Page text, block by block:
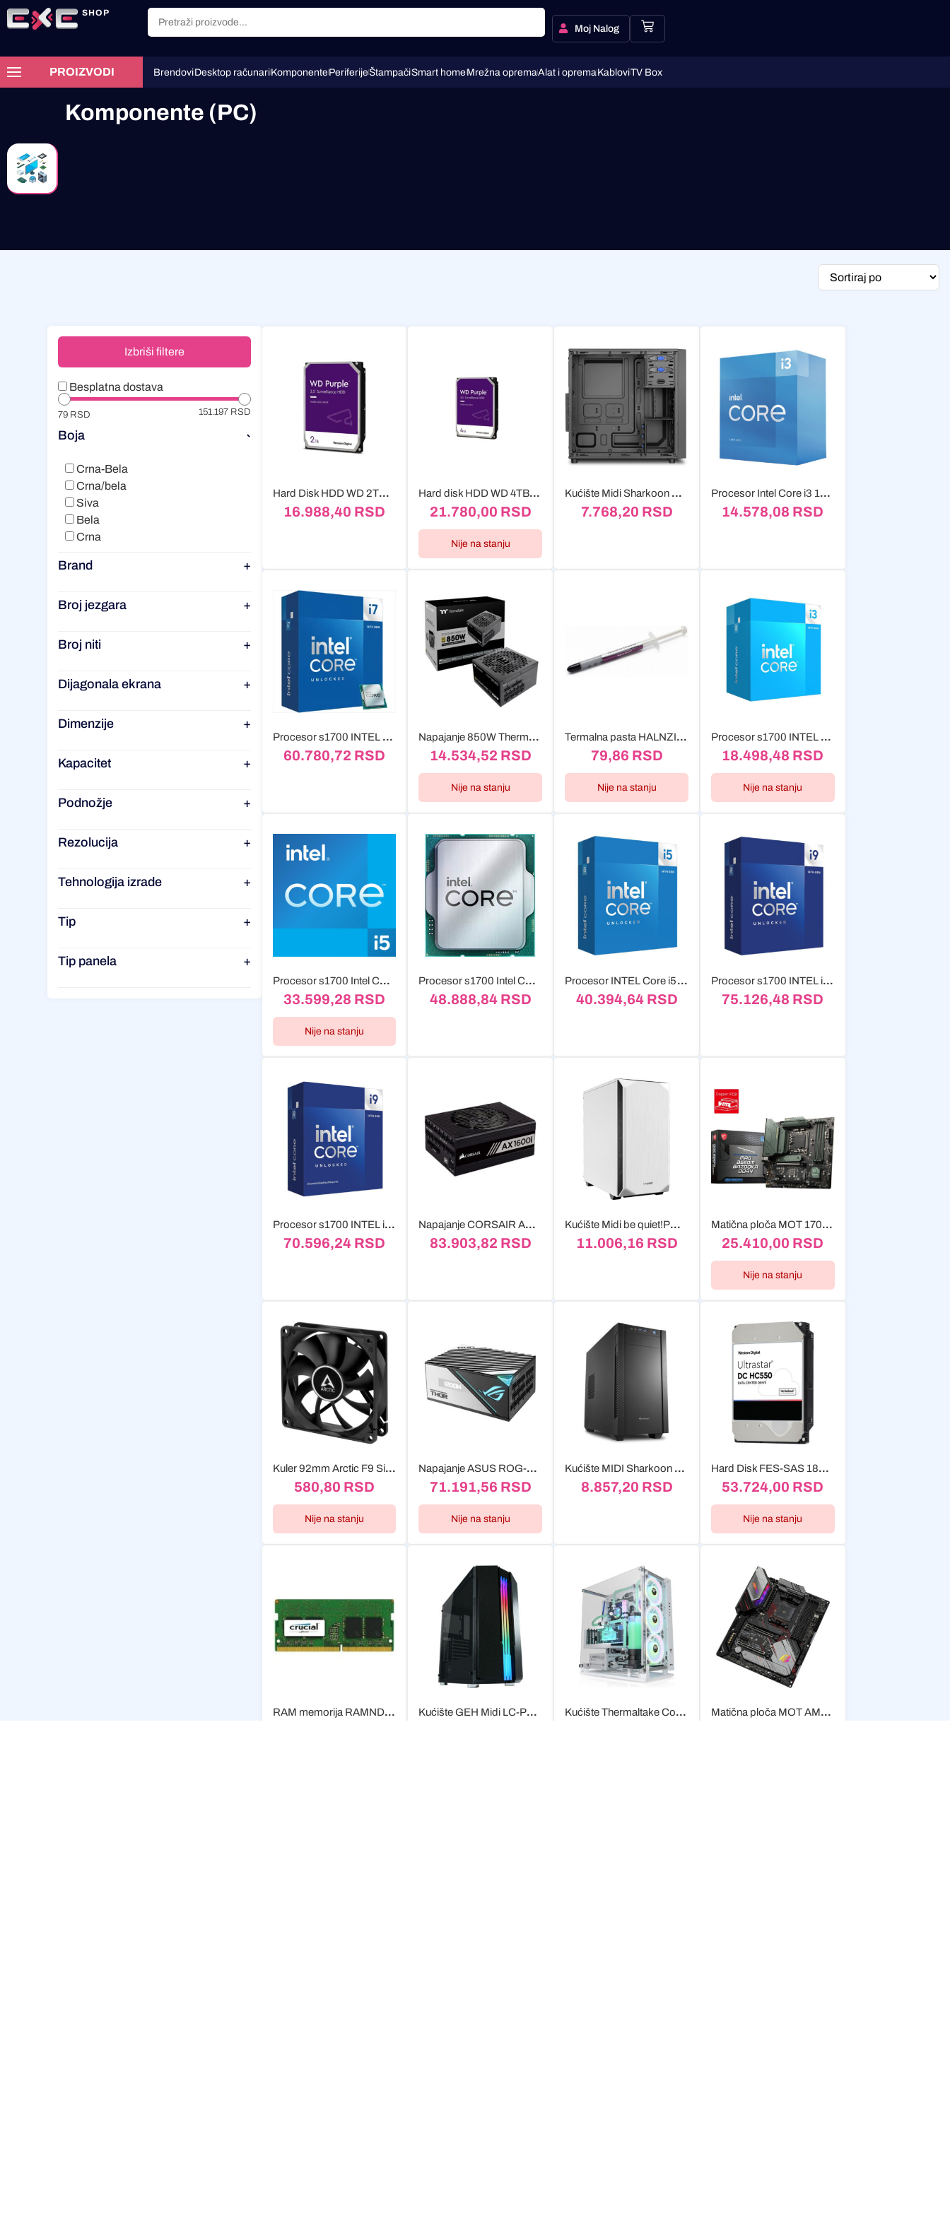
SHOP
Moj Nalog
PROIZVODI BrendoviDesktop računariKomponentePeriferijeŠtampačiSmart homeMrežna opremaAlat i opremaKabloviTV Box
Komponente (PC)
Izbriši filtere
Besplatna dostava
79 RSD 151.197 RSD
Boja -
Crna-Bela
Crna/bela
Siva
Bela
Crna
Brand +
Broj jezgara +
Broj niti +
Dijagonala ekrana +
Dimenzije +
Kapacitet +
Podnožje +
Rezolucija +
Tehnologija izrade +
Tip +
Tip panela +
Hard Disk HDD WD 2TB WD23PURZ SATA3 256MB 5400rpm
16.988,40 RSD
Hard disk HDD WD 4TB WD43PURZ SATA3 256MB Purple
21.780,00 RSD
Nije na stanju
Kućište Midi Sharkoon VS4-V USB3.0 black
7.768,20 RSD
Procesor Intel Core i3 10105/3.7GHz Box 4-Core, 4,4GHz
14.578,08 RSD
Procesor s1700 INTEL Core i7-14700K do 5.60GHz Box
60.780,72 RSD
Napajanje 850W Thermaltake Toughpower GT Modular, 80+Gold/ATX3.1/PS-TPT-0850FNFA
14.534,52 RSD
Nije na stanju
Termalna pasta HALNZIYE HY880 1g
79,86 RSD
Nije na stanju
Procesor s1700 INTEL Core i3-14100 4-Core 3.50GHz (4.70GHz) Box
18.498,48 RSD
Nije na stanju
Procesor s1700 Intel Core i5-14600KF 2.6GHz (5.30 GHz) Tray
33.599,28 RSD
Nije na stanju
Procesor s1700 Intel Core i7-14700F 2.10GHz- Tray
48.888,84 RSD
Procesor INTEL Core i5-14600K 14-Core 3.50GHz (5.30GHz) Box
40.394,64 RSD
Procesor s1700 INTEL i9 14900K 8C+16c/32T, 3.20-6.00GHz, box
75.126,48 RSD
Procesor s1700 INTEL i9-14900KF 8C+16c/32T, do 6.00GHz
70.596,24 RSD
Napajanje CORSAIR AX1600i-1600W
83.903,82 RSD
Kućište Midi be quiet!PURE BASE 500 white
11.006,16 RSD
Matična ploča MOT 1700 MSI B660M BAZOOKA DDR4
25.410,00 RSD
Nije na stanju
Kuler 92mm Arctic F9 Silent
580,80 RSD
Nije na stanju
Napajanje ASUS ROG-THOR-1200P2-GAMING 1200W
71.191,56 RSD
Nije na stanju
Kućište MIDI Sharkoon S1000
8.857,20 RSD
Hard Disk FES-SAS 18TB WD Ultrastar DC HC550 0F38353 7200RPM...
53.724,00 RSD
Nije na stanju
RAM memorija RAMNDDR4 SO 2400 4GB Crucial Kućište GEH Midi LC-Power 702B Kućište Thermaltake Core P3 TG Pro Snow White Matična ploča MOT AM4 Asrock B550 Phantom Gaming Velocita